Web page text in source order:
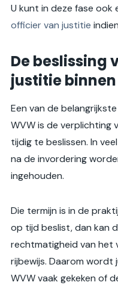
U kunt in deze fase ook
officier van justitie
De beslissing
justitie binnen
Een van de
WVW is de verplichting
tijdig te beslissen. In
na de invordering
ingehouden.
Die termijn is in de
op tijd beslist, dan kan
rechtmatigheid van het
rijbewijs. Daarom wordt
WVW vaak gekeken of